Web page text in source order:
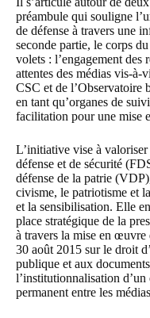
préambule qui souligne
de défense à travers une
seconde partie, le corps
volets : l’engagement des
attentes des médias vis-à-
CSC et de l’Observatoire
en tant qu’organes de
facilitation pour une mise
L’initiative vise à
défense et de sécurité
défense de la patrie
civisme, le patriotisme et
et la sensibilisation. Elle
place stratégique de la
à travers la mise en
30 août 2015 sur le droit
publique et aux
l’institutionnalisation
permanent entre les